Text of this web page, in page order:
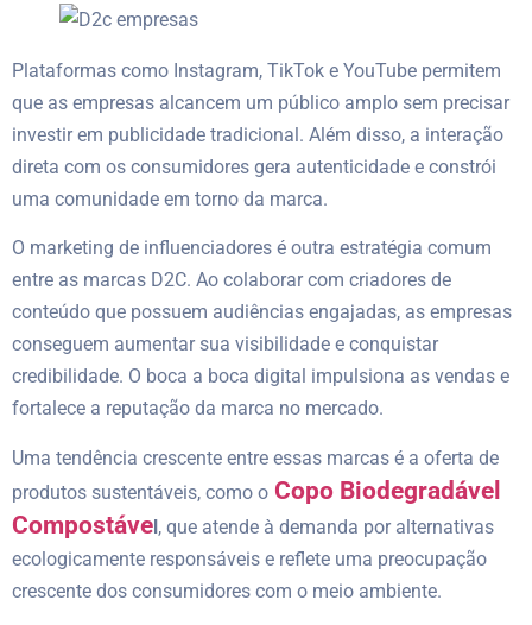
Plataformas como Instagram, TikTok e YouTube permitem
que as empresas alcancem um público amplo sem precisar
investir em publicidade tradicional. Além disso, a interação
direta com os consumidores gera autenticidade e constrói
uma comunidade em torno da marca.
O marketing de influenciadores é outra estratégia comum
entre as marcas D2C. Ao colaborar com criadores de
conteúdo que possuem audiências engajadas, as empresas
conseguem aumentar sua visibilidade e conquistar
credibilidade. O boca a boca digital impulsiona as vendas e
fortalece a reputação da marca no mercado.
Uma tendência crescente entre essas marcas é a oferta de
produtos sustentáveis, como o Copo Biodegradável
Compostável, que atende à demanda por alternativas
ecologicamente responsáveis e reflete uma preocupação
crescente dos consumidores com o meio ambiente.